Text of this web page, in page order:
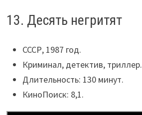
13. Десять негритят
СССР, 1987 год.
Криминал, детектив, триллер.
Длительность: 130 минут.
КиноПоиск: 8,1.